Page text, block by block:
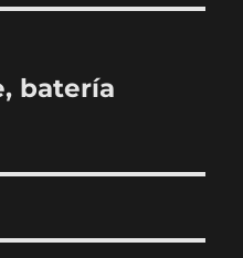
batería